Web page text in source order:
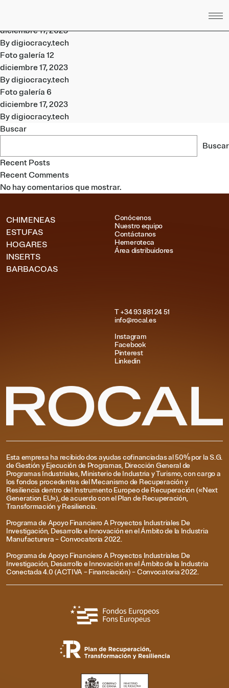
diciembre 17, 2023
Bydigiocracy.tech
Foto galería 12
diciembre 17, 2023
Bydigiocracy.tech
Foto galería 6
diciembre 17, 2023
Bydigiocracy.tech
Buscar
Buscar
Recent Posts
Recent Comments
No hay comentarios que mostrar.
CHIMENEAS
ESTUFAS
HOGARES
INSERTS
BARBACOAS
Conócenos
Nuestro equipo
Contáctanos
Hemeroteca
Área distribuidores
T +34 93 881 24 51
info@rocal.es
Instagram
Facebook
Pinterest
Linkedin
Esta empresa ha recibido dos ayudas cofinanciadas al 50% por la S.G.
de Gestión y Ejecución de Programas, Dirección General de
Programas Industriales, Ministerio de Industria y Turismo, con cargo a
los fondos procedentes del Mecanismo de Recuperación y
Resiliencia dentro del Instrumento Europeo de Recuperación («Next
Generation EU»), de acuerdo con el Plan de Recuperación,
Transformación y Resiliencia.
Programa de Apoyo Financiero A Proyectos Industriales De
Investigación, Desarrollo e Innovación en el Ámbito de la Industria
Manufacturera – Convocatoria 2022.
Programa de Apoyo Financiero A Proyectos Industriales De
Investigación, Desarrollo e Innovación en el Ámbito de la Industria
Conectada 4.0 (ACTIVA – Financiación) – Convocatoria 2022.